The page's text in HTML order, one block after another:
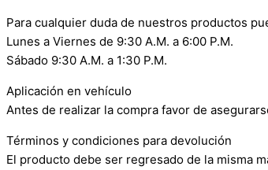
Para cualquier duda de nuestros productos
Lunes a Viernes de 9:30 A.M. a 6:00 P.M.
Sábado 9:30 A.M. a 1:30 P.M.
Aplicación en vehículo
Antes de realizar la compra favor de
Términos y condiciones para devolución
El producto debe ser regresado de la misma